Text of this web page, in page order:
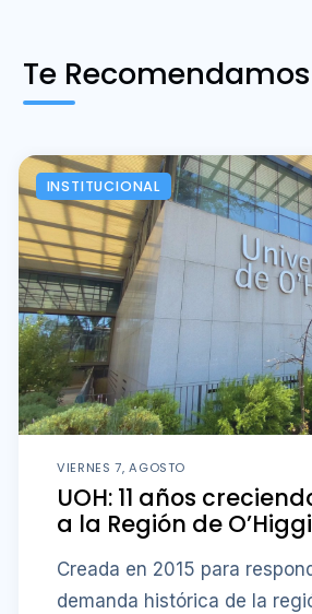
Te Recomendamos
INSTITUCIONAL
VIERNES 7, AGOSTO
UOH: 11 años
a la Región de
Creada en 2015 para
demanda histórica de la